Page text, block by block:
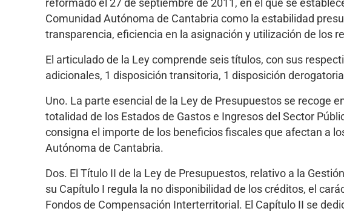
reformado el 27 de septiembre de 2011, en el que se
Comunidad Autónoma de Cantabria como la estabilidad
transparencia, eficiencia en la asignación y utilización de los
El articulado de la Ley comprende seis títulos, con sus
adicionales, 1 disposición transitoria, 1 disposición
Uno. La parte esencial de la Ley de Presupuestos se recoge
totalidad de los Estados de Gastos e Ingresos del Sector
consigna el importe de los beneficios fiscales que afectan a
Autónoma de Cantabria.
Dos. El Título II de la Ley de Presupuestos, relativo a la
su Capítulo I regula la no disponibilidad de los créditos, el
Fondos de Compensación Interterritorial. El Capítulo II se